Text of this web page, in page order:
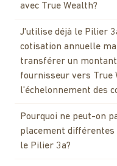
avec True Wealth?
J'utilise déjà le Pilier
cotisation annuelle
transférer un
fournisseur vers True
l'échelonnement des
Pourquoi ne peut-on
placement
le Pilier 3a?